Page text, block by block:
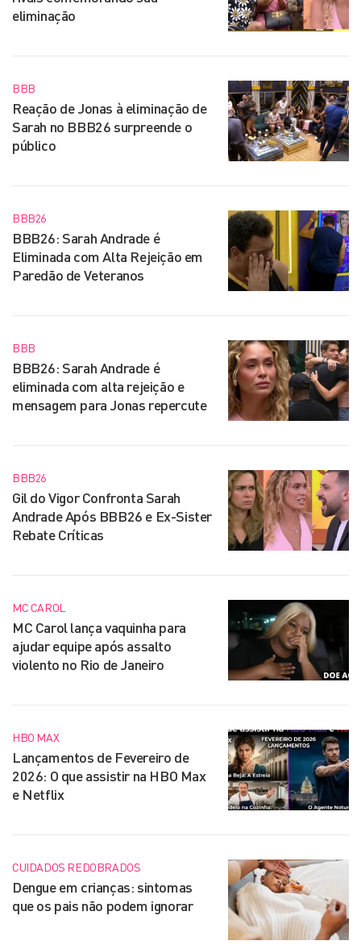
eliminação
BBB
Reação de Jonas à eliminação de
Sarah no BBB26 surpreende o
público
BBB26
BBB26: Sarah Andrade é
Eliminada com Alta Rejeição em
Paredão de Veteranos
BBB
BBB26: Sarah Andrade é
eliminada com alta rejeição e
mensagem para Jonas repercute
BBB26
Gil do Vigor Confronta Sarah
Andrade Após BBB26 e Ex-Sister
Rebate Críticas
MC CAROL
MC Carol lança vaquinha para
ajudar equipe após assalto
violento no Rio de Janeiro
HBO MAX
Lançamentos de Fevereiro de
2026: O que assistir na HBO Max
e Netflix
CUIDADOS REDOBRADOS
Dengue em crianças: sintomas
que os pais não podem ignorar